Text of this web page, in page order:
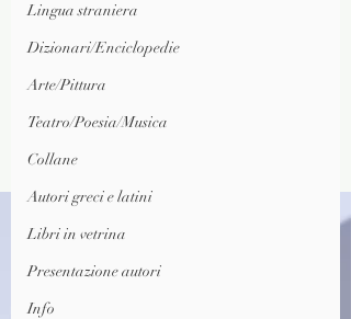
Lingua straniera
Dizionari/Enciclopedie
Arte/Pittura
Teatro/Poesia/Musica
Collane
Autori greci e latini
Libri in vetrina
Presentazione autori
Info